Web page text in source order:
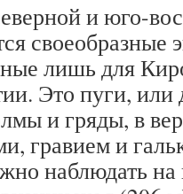
и юго-
лишь для
Это пуги,
и гряды, в
гравием и
наблюдать на